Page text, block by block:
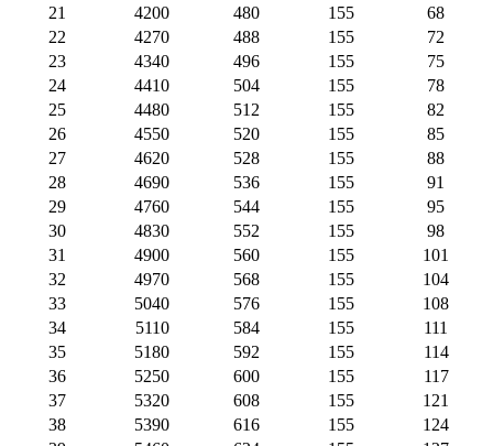
21 4200 480 155
68
22
4270 488 155
72
23
4340 496 155
75
24
4410 504 155
78
25
4480 512 155
82
26
4550 520 155
85
27
4620 528 155
88
28
4690 536 155
91
29
4760 544 155
95
30
4830 552 155
98
31
4900 560 155
101
32
4970 568 155
104
33
5040 576 155
108
34
5110 584 155
111
35
5180 592 155
114
36
5250 600 155
117
37
5320 608 155
121
38
5390 616 155
124